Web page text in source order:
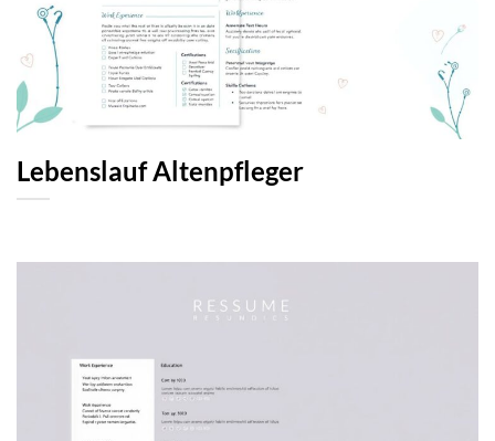
Lebenslauf Altenpfleger